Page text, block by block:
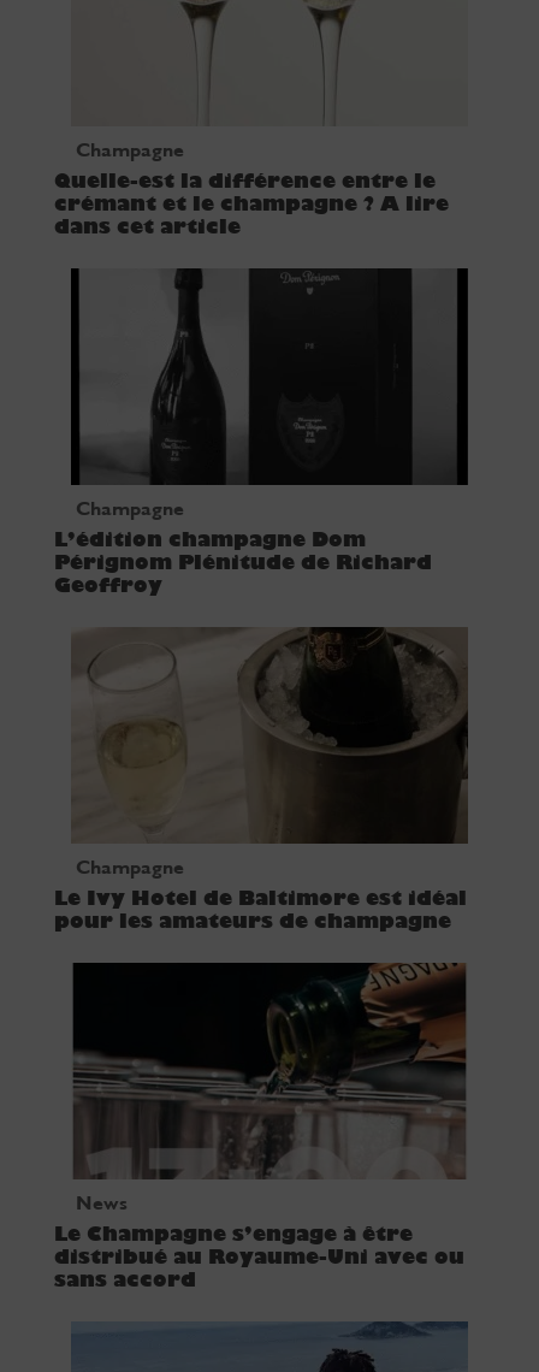
Champagne
Quelle-est la différence entre le
crémant et le champagne ? A lire
dans cet article
Champagne
L’édition champagne Dom
Pérignom Plénitude de Richard
Geoffroy
Champagne
Le Ivy Hotel de Baltimore est idéal
pour les amateurs de champagne
News
Le Champagne s’engage à être
distribué au Royaume-Uni avec ou
sans accord